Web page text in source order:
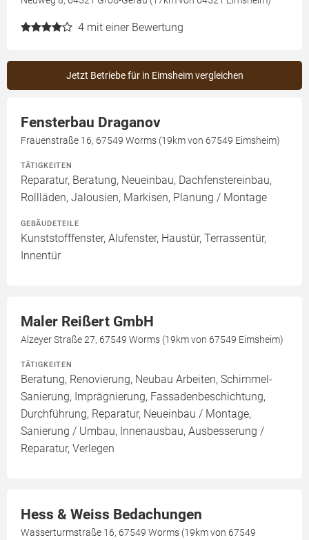
4 mit einer Bewertung
Jetzt Betriebe für in Eimsheim vergleichen
Fensterbau Draganov
Frauenstraße 16, 67549 Worms (19km von 67549 Eimsheim)
TÄTIGKEITEN
Reparatur, Beratung, Neueinbau, Dachfenstereinbau,
Rollläden, Jalousien, Markisen, Planung / Montage
GEBÄUDETEILE
Kunststofffenster, Alufenster, Haustür, Terrassentür,
Innentür
Maler Reißert GmbH
Alzeyer Straße 27, 67549 Worms (19km von 67549 Eimsheim)
TÄTIGKEITEN
Beratung, Renovierung, Neubau Arbeiten, Schimmel-
Sanierung, Imprägnierung, Fassadenbeschichtung,
Durchführung, Reparatur, Neueinbau / Montage,
Sanierung / Umbau, Innenausbau, Ausbesserung /
Reparatur, Verlegen
Hess & Weiss Bedachungen
Wasserturmstraße 16, 67549 Worms (19km von 67549